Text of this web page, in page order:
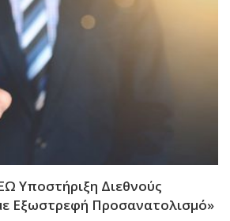
Υποστήριξη Διεθνούς
Εξωστρεφή Προσανατολισμό»